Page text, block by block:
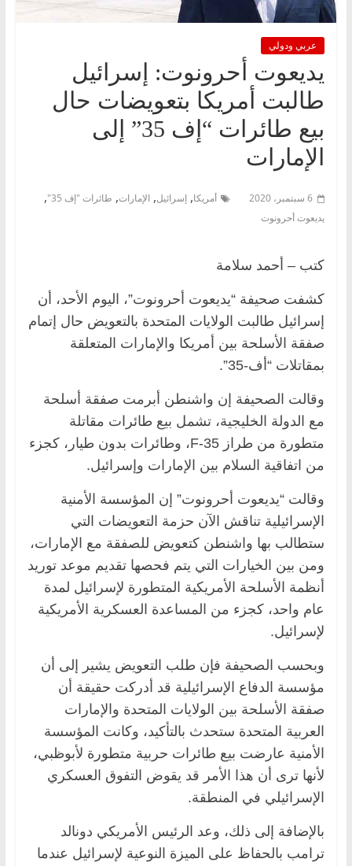
عربي ودولي
يديعوت أحرونوت: إسرائيل
طالبت أمريكا بتعويضات حال
بيع طائرات “إف 35” إلى
الإمارات
6 سبتمبر، 2020 أمريكا, إسرائيل, الإمارات, طائرات "إف 35" ,
يديعوت أحرونوت
كتب – أحمد سلامة
كشفت صحيفة “يديعوت أحرونوت”، اليوم الأحد، أن
إسرائيل طالبت الولايات المتحدة بالتعويض حال إتمام
صفقة الأسلحة بين أمريكا والإمارات المتعلقة
بمقاتلات “أف-35”.
وقالت الصحيفة إن واشنطن أبرمت صفقة أسلحة
مع الدولة الخليجية، تشمل بيع طائرات مقاتلة
متطورة من طراز F-35، وطائرات بدون طيار، كجزء
من اتفاقية السلام بين الإمارات وإسرائيل.
وقالت “يديعوت أحرونوت” إن المؤسسة الأمنية
الإسرائيلية تناقش الآن حزمة التعويضات التي
ستطالب بها واشنطن كتعويض للصفقة مع الإمارات،
ومن بين الخيارات التي يتم فحصها تقديم موعد توريد
أنظمة الأسلحة الأمريكية المتطورة لإسرائيل لمدة
عام واحد، كجزء من المساعدة العسكرية الأمريكية
لإسرائيل.
وبحسب الصحيفة فإن طلب التعويض يشير إلى أن
مؤسسة الدفاع الإسرائيلية قد أدركت حقيقة أن
صفقة الأسلحة بين الولايات المتحدة والإمارات
العربية المتحدة ستحدث بالتأكيد، وكانت المؤسسة
الأمنية عارضت بيع طائرات حربية متطورة لأبوظبي،
لأنها ترى أن هذا الأمر قد يقوض التفوق العسكري
الإسرائيلي في المنطقة.
بالإضافة إلى ذلك، وعد الرئيس الأمريكي دونالد
ترامب بالحفاظ على الميزة النوعية لإسرائيل عندما